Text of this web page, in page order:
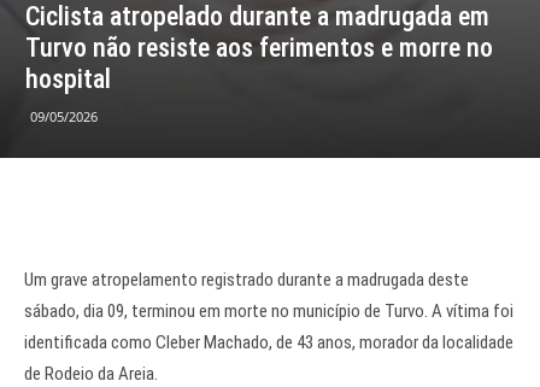
Ciclista atropelado durante a madrugada em
Turvo não resiste aos ferimentos e morre no
hospital
09/05/2026
Um grave atropelamento registrado durante a madrugada deste
sábado, dia 09, terminou em morte no município de Turvo. A vítima foi
identificada como Cleber Machado, de 43 anos, morador da localidade
de Rodeio da Areia.